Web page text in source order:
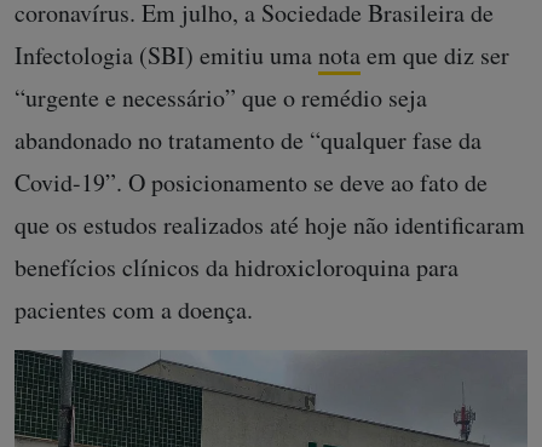
coronavírus. Em julho, a Sociedade Brasileira de
Infectologia (SBI) emitiu umanotaem que diz ser
“urgente e necessário” que o remédio seja
abandonado no tratamento de “qualquer fase da
Covid-19”. O posicionamento se deve ao fato de
que os estudos realizados até hoje não identificaram
benefícios clínicos da hidroxicloroquina para
pacientes com a doença.